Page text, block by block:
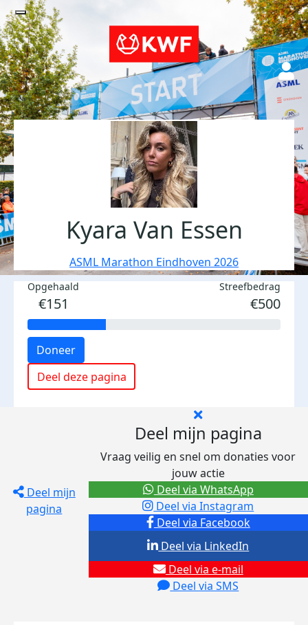
Kyara Van Essen
ASML Marathon Eindhoven 2026
Opgehaald
€151
Streefbedrag
€500
Doneer
Deel deze pagina
Deel mijn
pagina
Deel mijn pagina
Vraag veilig en snel om donaties voor
jouw actie
Deel via Facebook
Deel via Instagram
Deel via e-mail
Deel via SMS
Deel via LinkedIn
Deel via WhatsApp